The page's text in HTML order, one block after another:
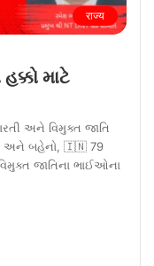
राज्य
માટે
અને વિમુક્ત જાતિ
અને બહેનો, 🇮🇳 79
જાતિના ભાઈઓના